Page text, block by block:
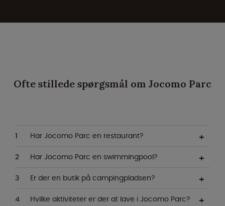
Ofte stillede spørgsmål om Jocomo Parc
Har Jocomo Parc en restaurant?
Har Jocomo Parc en swimmingpool?
Er der en butik på campingpladsen?
Hvilke aktiviteter er der at lave i Jocomo Parc?